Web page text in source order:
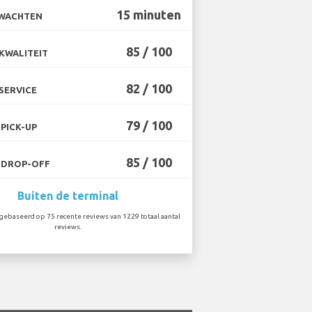
15 minuten
85 / 100
82 / 100
UP 79 / 100
OFF 85 / 100
Buiten de terminal
op 75 recente reviews van 1229 totaal aantal
reviews.